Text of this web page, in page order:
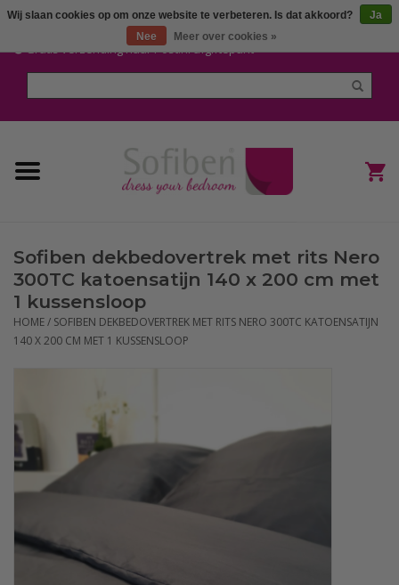
Gratis verzending naar Post.nl afgiftepunt
Mijn account / Registreren
Dekbedovertrekken
(Hoes) Laken en Lakensets
Sofiben Outlet
Sofiben dekbedovertrek met rits Nero
300TC katoensatijn 140 x 200 cm met
1 kussensloop
HOME/ SOFIBEN DEKBEDOVERTREK MET RITS NERO 300TC KATOENSATIJN
140 X 200 CM MET 1 KUSSENSLOOP
Wij slaan cookies op om onze website te verbeteren. Is dat akkoord?
Ja
Nee
Meer over cookies »